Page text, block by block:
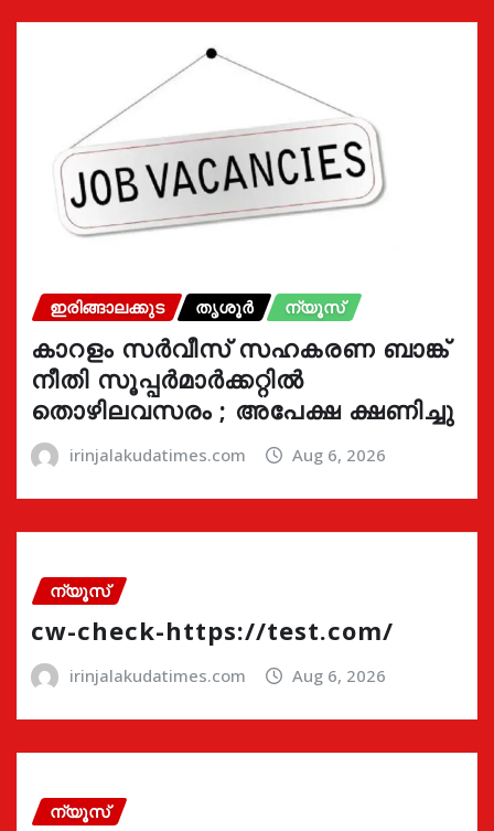
ഇരിങ്ങാലക്കുട തൃശൂർ ന്യൂസ്
കാറളം സർവീസ് സഹകരണ ബാങ്ക്
നീതി സൂപ്പർമാർക്കറ്റിൽ
തൊഴിലവസരം ; അപേക്ഷ ക്ഷണിച്ചു
irinjalakudatimes.com Aug 6, 2026
ന്യൂസ്
cw-check-https://test.com/
irinjalakudatimes.com Aug 6, 2026
ന്യൂസ്